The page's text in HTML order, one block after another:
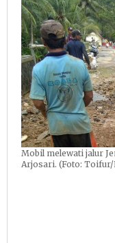
Mobil melewati jalur
Arjosari. (Foto: Toifur/